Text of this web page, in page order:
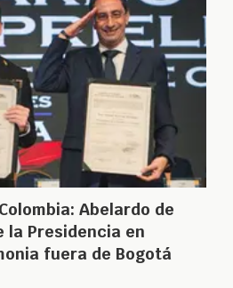
Abelardo de
la Presidencia en
fuera de Bogotá